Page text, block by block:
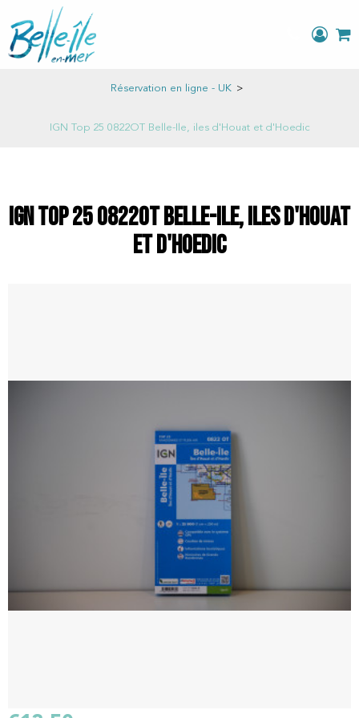
Réservation en ligne - UK >
IGN Top 25 0822OT Belle-Ile, iles d'Houat et d'Hoedic
IGN Top 25 0822OT Belle-Ile, iles d'Houat
et d'Hoedic